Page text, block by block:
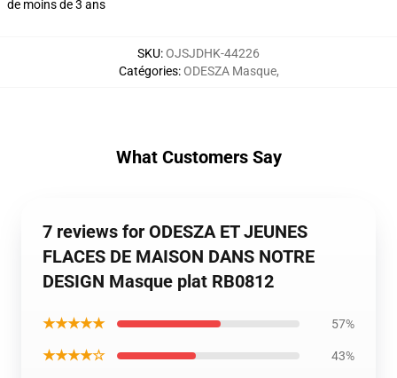
de moins de 3 ans
SKU:OJSJDHK-44226
Catégories:ODESZA Masque,
What Customers Say
7 reviews for ODESZA ET JEUNES
FLACES DE MAISON DANS NOTRE
DESIGN Masque plat RB0812
★★★★★ 57%
★★★★☆ 43%